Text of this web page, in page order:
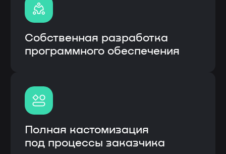
и интеграция с CRM
Модульная система процессов